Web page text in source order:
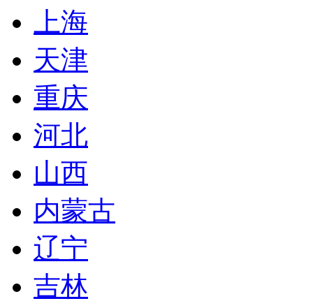
上海
天津
重庆
河北
山西
内蒙古
辽宁
吉林